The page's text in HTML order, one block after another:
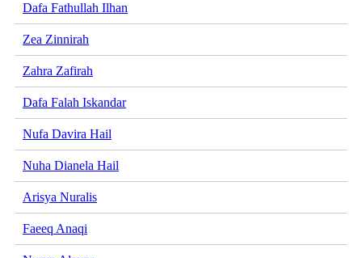
Dafa Fathullah Ilhan
Zea Zinnirah
Zahra Zafirah
Dafa Falah Iskandar
Nufa Davira Hail
Nuha Dianela Hail
Arisya Nuralis
Faeeq Anaqi